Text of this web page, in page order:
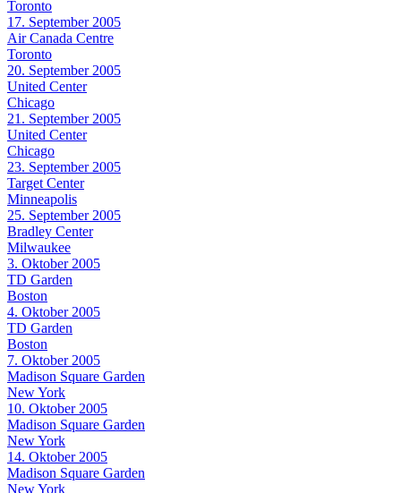
Toronto
17. September 2005
Air Canada Centre
Toronto
20. September 2005
United Center
Chicago
21. September 2005
United Center
Chicago
23. September 2005
Target Center
Minneapolis
25. September 2005
Bradley Center
Milwaukee
3. Oktober 2005
TD Garden
Boston
4. Oktober 2005
TD Garden
Boston
7. Oktober 2005
Madison Square Garden
New York
10. Oktober 2005
Madison Square Garden
New York
14. Oktober 2005
Madison Square Garden
New York